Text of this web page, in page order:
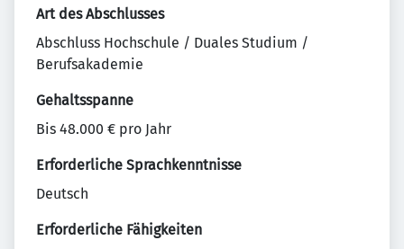
Art des Abschlusses
Abschluss Hochschule / Duales Studium /
Berufsakademie
Gehaltsspanne
Bis 48.000 € pro Jahr
Erforderliche Sprachkenntnisse
Deutsch
Erforderliche Fähigkeiten